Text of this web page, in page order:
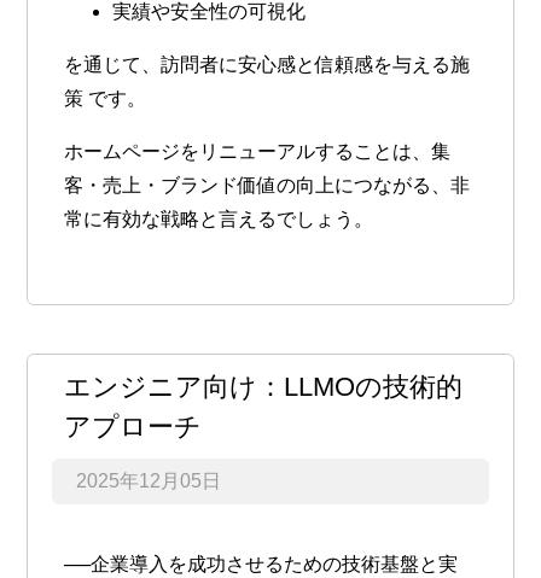
実績や安全性の可視化
を通じて、訪問者に安心感と信頼感を与える施
策 です。
ホームページをリニューアルすることは、集
客・売上・ブランド価値の向上につながる、非
常に有効な戦略と言えるでしょう。
エンジニア向け：LLMOの技術的
アプローチ
2025年12月05日
──企業導入を成功させるための技術基盤と実